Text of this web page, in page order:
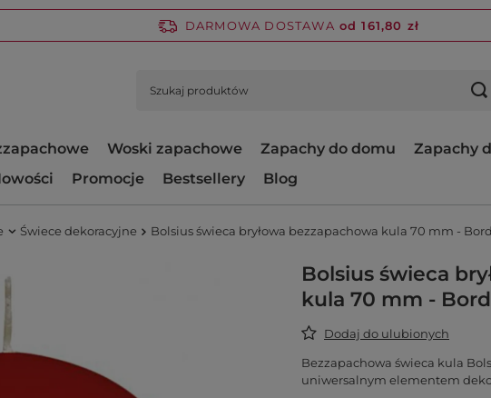
DARMOWA DOSTAWA od 161,80 zł
Woski zapachowe Zapachy do domu Zapachy
Promocje Bestsellery Blog
Świece dekoracyjne Bolsius świeca bryłowa bezzapachowa kula 70 mm -
Bolsius świeca
kula 70 mm -
Dodaj do ulubionych
Bezzapachowa świeca kula
uniwersalnym elementem